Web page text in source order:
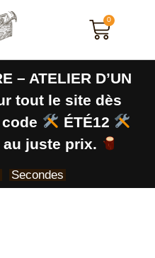
0
– ATELIER D’UN
tout le site dès
ÉTÉ12
juste prix.
Secondes